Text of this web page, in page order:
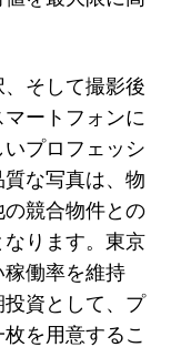
そして撮影後
ートフォンに
プロフェッシ
な写真は、物
競合物件との
ります。東京
稼働率を維持
投資として、プ
を用意するこ